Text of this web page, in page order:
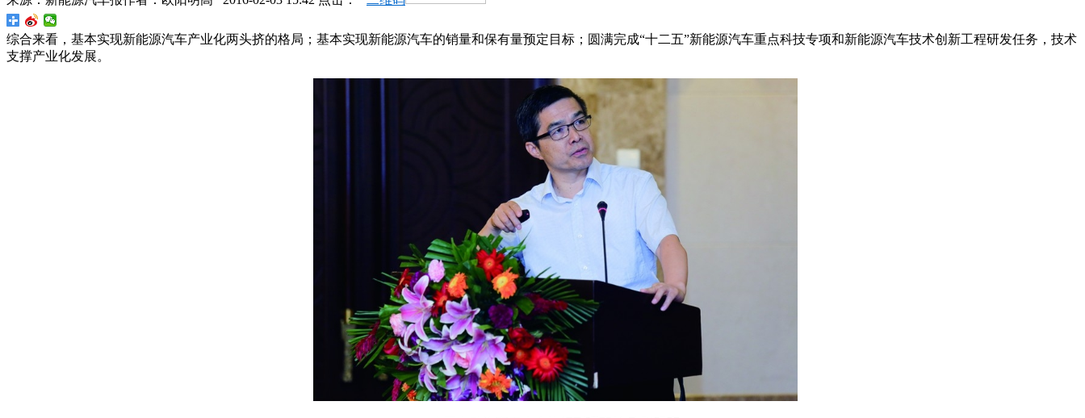
综合来看，基本实现新能源汽车产业化两头挤的格局；基本实现新能源汽车的销量和保有量预定目标；圆满完成“十二五”新能源汽车重点科技专项和新能源汽车技术创新工程研发任务，技术
支撑产业化发展。